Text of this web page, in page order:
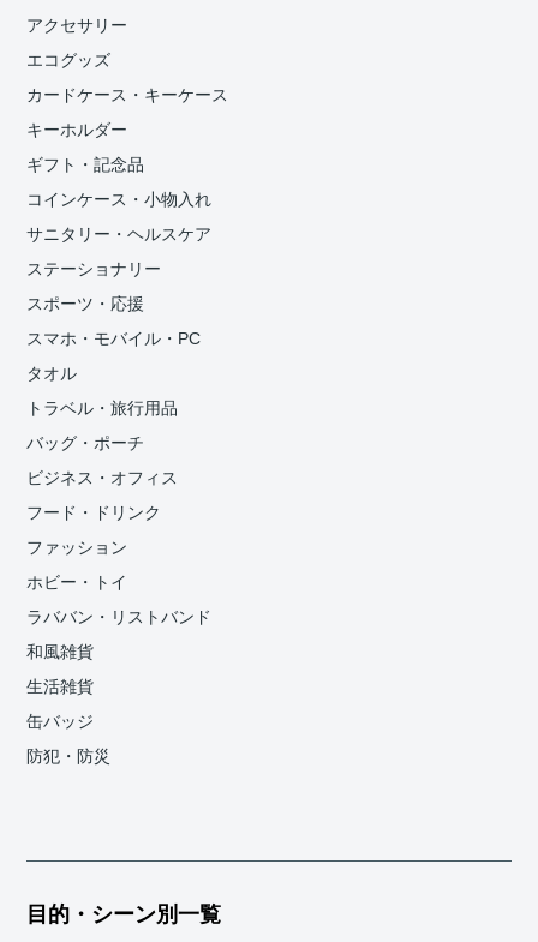
アクセサリー
エコグッズ
カードケース・キーケース
キーホルダー
ギフト・記念品
コインケース・小物入れ
サニタリー・ヘルスケア
ステーショナリー
スポーツ・応援
スマホ・モバイル・PC
タオル
トラベル・旅行用品
バッグ・ポーチ
ビジネス・オフィス
フード・ドリンク
ファッション
ホビー・トイ
ラババン・リストバンド
和風雑貨
生活雑貨
缶バッジ
防犯・防災
目的・シーン別一覧